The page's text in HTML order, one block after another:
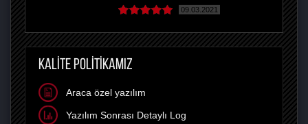
09.03.2021
KALİTE POLİTİKAMIZ
Araca özel yazılım
Yazılım Sonrası Detaylı Log